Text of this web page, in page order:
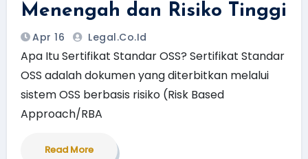
Menengah dan Risiko Tinggi
Apr 16 Legal.Co.id
Apa Itu Sertifikat Standar OSS? Sertifikat Standar
OSS adalah dokumen yang diterbitkan melalui
sistem OSS berbasis risiko (Risk Based
Approach/RBA
Read More